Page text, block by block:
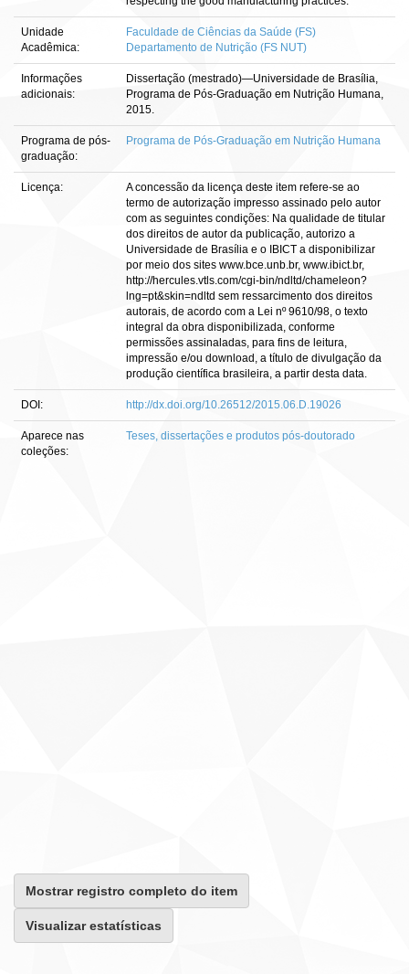
Unidade
Acadêmica:
Faculdade de Ciências da Saúde (FS)
Departamento de Nutrição (FS NUT)
Informações
adicionais:
Dissertação (mestrado)—Universidade de Brasília,
Programa de Pós-Graduação em Nutrição Humana,
2015.
Programa de pós-
graduação:
Programa de Pós-Graduação em Nutrição Humana
Licença:
A concessão da licença deste item refere-se ao
termo de autorização impresso assinado pelo autor
com as seguintes condições: Na qualidade de titular
dos direitos de autor da publicação, autorizo a
Universidade de Brasília e o IBICT a disponibilizar
por meio dos sites www.bce.unb.br, www.ibict.br,
http://hercules.vtls.com/cgi-bin/ndltd/chameleon?
lng=pt&skin=ndltd sem ressarcimento dos direitos
autorais, de acordo com a Lei nº 9610/98, o texto
integral da obra disponibilizada, conforme
permissões assinaladas, para fins de leitura,
impressão e/ou download, a título de divulgação da
produção científica brasileira, a partir desta data.
DOI: http://dx.doi.org/10.26512/2015.06.D.19026
Aparece nas
coleções:
Teses, dissertações e produtos pós-doutorado
Mostrar registro completo do item
Visualizar estatísticas